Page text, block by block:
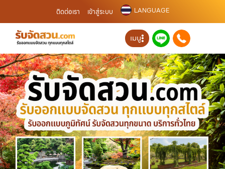
ติดต่อเรา เข้าสู่ระบบ LANGUAGE
เมนู